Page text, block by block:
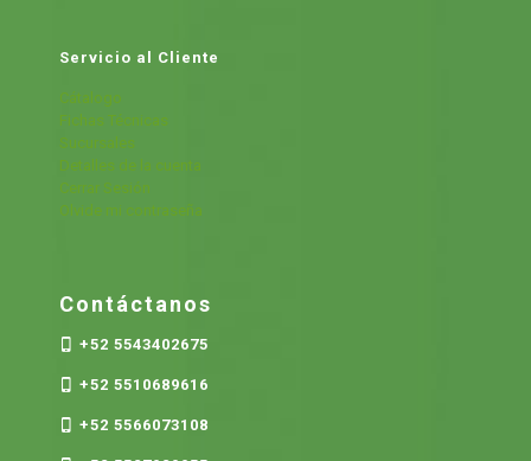
Servicio al Cliente
Cátalogo
Fichas Técnicas
Sucursales
Detalles de la cuenta
Cerrar Sesión
Olvide mi contraseña
Contáctanos
+52 5543402675
+52 5510689616
+52 5566073108